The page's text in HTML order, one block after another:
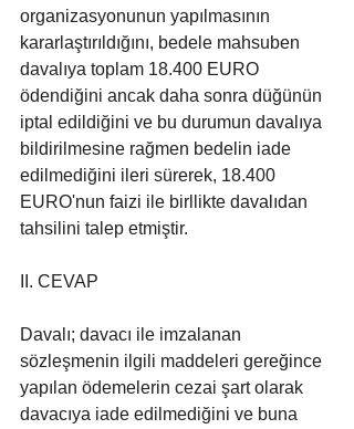
organizasyonunun yapılmasının
kararlaştırıldığını, bedele mahsuben
davalıya toplam 18.400 EURO
ödendiğini ancak daha sonra düğünün
iptal edildiğini ve bu durumun davalıya
bildirilmesine rağmen bedelin iade
edilmediğini ileri sürerek, 18.400
EURO'nun faizi ile birllikte davalıdan
tahsilini talep etmiştir.
II. CEVAP
Davalı; davacı ile imzalanan
sözleşmenin ilgili maddeleri gereğince
yapılan ödemelerin cezai şart olarak
davacıya iade edilmediğini ve buna